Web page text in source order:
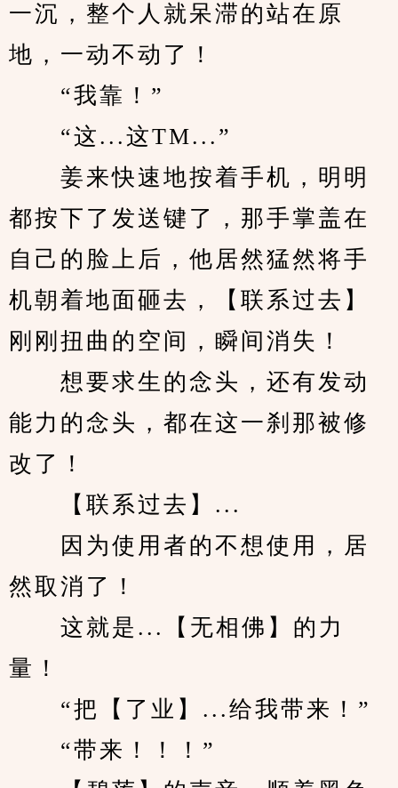
一沉，整个人就呆滞的站在原
地，一动不动了！
“我靠！”
“这...这TM...”
姜来快速地按着手机，明明
都按下了发送键了，那手掌盖在
自己的脸上后，他居然猛然将手
机朝着地面砸去，【联系过去】
刚刚扭曲的空间，瞬间消失！
想要求生的念头，还有发动
能力的念头，都在这一刹那被修
改了！
【联系过去】...
因为使用者的不想使用，居
然取消了！
这就是...【无相佛】的力
量！
“把【了业】...给我带来！”
“带来！！！”